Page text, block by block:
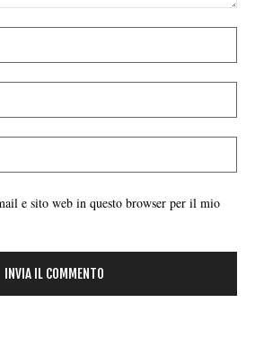
e sito web in questo browser per il mio